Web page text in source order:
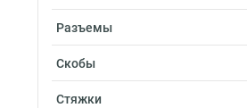
Разъемы
Скобы
Стяжки